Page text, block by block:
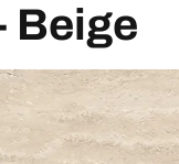
Beige